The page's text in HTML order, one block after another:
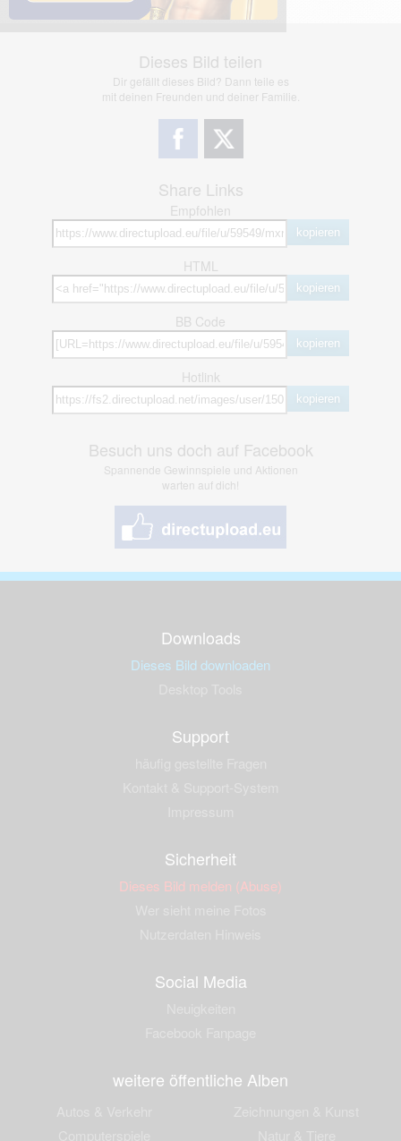
Dieses Bild teilen
Dir gefällt dieses Bild? Dann teile es
mit deinen Freunden und deiner Familie.
Share Links
Empfohlen
kopieren
HTML
kopieren
BB Code
kopieren
Hotlink
kopieren
Besuch uns doch auf Facebook
Spannende Gewinnspiele und Aktionen
warten auf dich!
Downloads
Dieses Bild downloaden
Support
Sicherheit
Dieses Bild melden (Abuse)
Social Media
weitere öffentliche Alben